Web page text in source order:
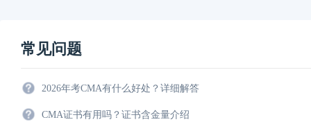
常见问题
2026年考CMA有什么好处？详细解答
CMA证书有用吗？证书含金量介绍